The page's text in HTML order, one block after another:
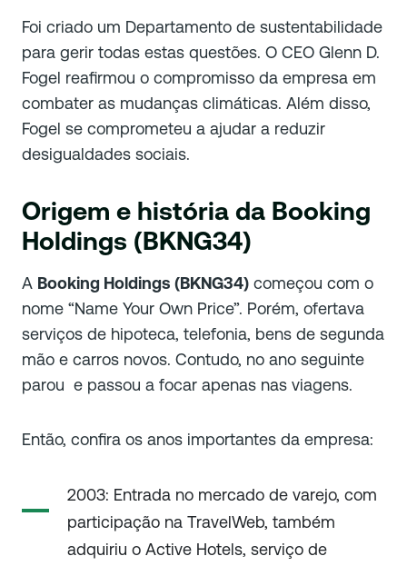
Foi criado um Departamento de sustentabilidade
para gerir todas estas questões. O CEO Glenn D.
Fogel reafirmou o compromisso da empresa em
combater as mudanças climáticas. Além disso,
Fogel se comprometeu a ajudar a reduzir
desigualdades sociais.
Origem e história da Booking
Holdings (BKNG34)
A Booking Holdings (BKNG34) começou com o
nome “Name Your Own Price”. Porém, ofertava
serviços de hipoteca, telefonia, bens de segunda
mão e carros novos. Contudo, no ano seguinte
parou e passou a focar apenas nas viagens.
Então, confira os anos importantes da empresa:
2003: Entrada no mercado de varejo, com
participação na TravelWeb, também
adquiriu o Active Hotels, serviço de